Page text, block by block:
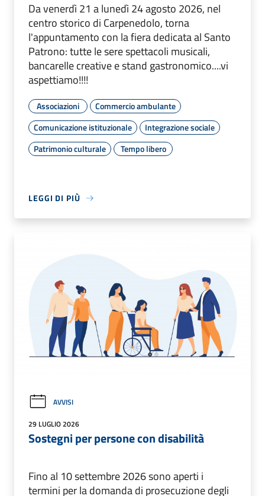
Da venerdì 21 a lunedì 24 agosto 2026, nel
centro storico di Carpenedolo, torna
l'appuntamento con la fiera dedicata al Santo
Patrono: tutte le sere spettacoli musicali,
bancarelle creative e stand gastronomico....vi
aspettiamo!!!!
Associazioni
Commercio ambulante
Comunicazione istituzionale
Integrazione sociale
Patrimonio culturale
Tempo libero
LEGGI DI PIÙ
AVVISI
29 LUGLIO 2026
Sostegni per persone con disabilità
Fino al 10 settembre 2026 sono aperti i
termini per la domanda di prosecuzione degli